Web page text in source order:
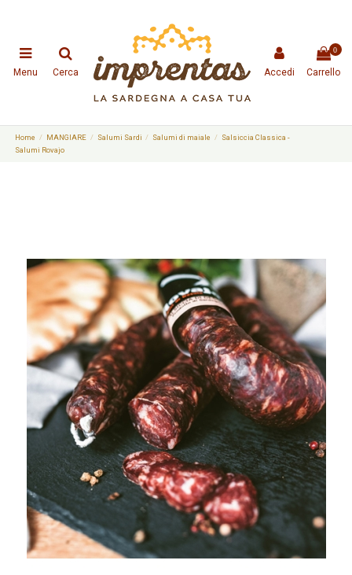
Menu Cerca Accedi
0
Carrello
Home MANGIARE Salumi Sardi Salumi di maiale
Salsiccia Classica -
Salumi Rovajo